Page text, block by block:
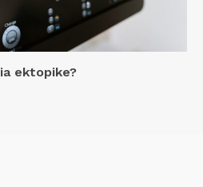
ektopike?